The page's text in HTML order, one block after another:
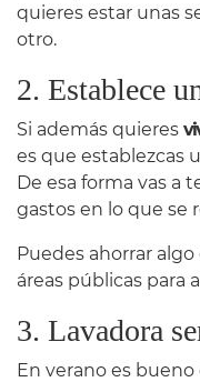
quieres estar unas
otro.
2. Establece
Si además quieres
es que establezcas
De esa forma vas a
gastos en lo que se
Puedes ahorrar
áreas públicas para
3. Lavadora
En verano es